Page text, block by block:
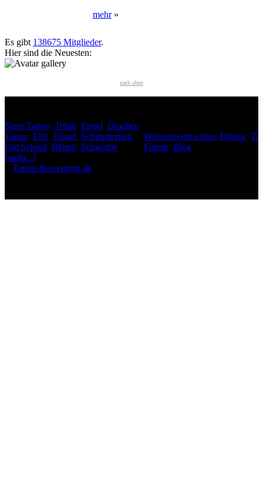
mehr»
Es gibt 138675 Mitglieder.
Hier sind die Neuesten:
nach oben
Stern Tattoo Tribal Engel Drachen
Tattoo Elfe Flügel Schmetterling
Old School Blüten Schwalbe
[mehr...]
Wissenswertes über Tattoos
Forum Blog
Tattoo-Bewertung.de